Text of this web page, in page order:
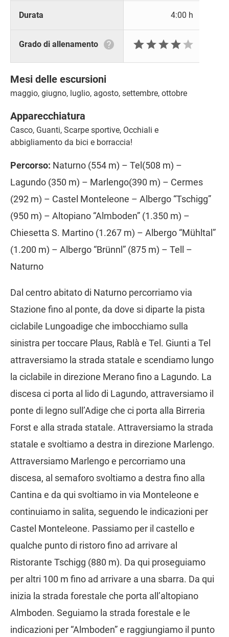
Durata 4:00 h
Grado di allenamento  

Mesi delle escursioni
maggio, giugno, luglio, agosto, settembre, ottobre
Apparecchiatura
Casco, Guanti, Scarpe sportive, Occhiali e
abbigliamento da bici e borraccia!
Percorso: Naturno (554 m) – Tel(508 m) –
Lagundo (350 m) – Marlengo(390 m) – Cermes
(292 m) – Castel Monteleone – Albergo “Tschigg”
(950 m) – Altopiano “Almboden” (1.350 m) –
Chiesetta S. Martino (1.267 m) – Albergo “Mühltal”
(1.200 m) – Albergo “Brünnl” (875 m) – Tell –
Naturno
Dal centro abitato di Naturno percorriamo via
Stazione fino al ponte, da dove si diparte la pista
ciclabile Lungoadige che imbocchiamo sulla
sinistra per toccare Plaus, Rablà e Tel. Giunti a Tel
attraversiamo la strada statale e scendiamo lungo
la ciclabile in direzione Merano fino a Lagundo. La
discesa ci porta al lido di Lagundo, attraversiamo il
ponte di legno sull’Adige che ci porta alla Birreria
Forst e alla strada statale. Attraversiamo la strada
statale e svoltiamo a destra in direzione Marlengo.
Attraversiamo Marlengo e percorriamo una
discesa, al semaforo svoltiamo a destra fino alla
Cantina e da qui svoltiamo in via Monteleone e
continuiamo in salita, seguendo le indicazioni per
Castel Monteleone. Passiamo per il castello e
qualche punto di ristoro fino ad arrivare al
Ristorante Tschigg (880 m). Da qui proseguiamo
per altri 100 m fino ad arrivare a una sbarra. Da qui
inizia la strada forestale che porta all’altopiano
Almboden. Seguiamo la strada forestale e le
indicazioni per “Almboden” e raggiungiamo il punto